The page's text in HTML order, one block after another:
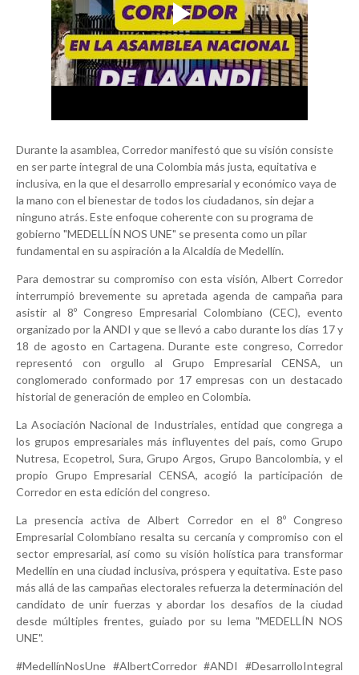
Durante la asamblea, Corredor manifestó que su visión consiste
en ser parte integral de una Colombia más justa, equitativa e
inclusiva, en la que el desarrollo empresarial y económico vaya de
la mano con el bienestar de todos los ciudadanos, sin dejar a
ninguno atrás. Este enfoque coherente con su programa de
gobierno "MEDELLÍN NOS UNE" se presenta como un pilar
fundamental en su aspiración a la Alcaldía de Medellín.
Para demostrar su compromiso con esta visión, Albert Corredor
interrumpió brevemente su apretada agenda de campaña para
asistir al 8º Congreso Empresarial Colombiano (CEC), evento
organizado por la ANDI y que se llevó a cabo durante los días 17 y
18 de agosto en Cartagena. Durante este congreso, Corredor
representó con orgullo al Grupo Empresarial CENSA, un
conglomerado conformado por 17 empresas con un destacado
historial de generación de empleo en Colombia.
La Asociación Nacional de Industriales, entidad que congrega a
los grupos empresariales más influyentes del país, como Grupo
Nutresa, Ecopetrol, Sura, Grupo Argos, Grupo Bancolombia, y el
propio Grupo Empresarial CENSA, acogió la participación de
Corredor en esta edición del congreso.
La presencia activa de Albert Corredor en el 8º Congreso
Empresarial Colombiano resalta su cercanía y compromiso con el
sector empresarial, así como su visión holística para transformar
Medellín en una ciudad inclusiva, próspera y equitativa. Este paso
más allá de las campañas electorales refuerza la determinación del
candidato de unir fuerzas y abordar los desafíos de la ciudad
desde múltiples frentes, guiado por su lema "MEDELLÍN NOS
UNE".
#MedellínNosUne #AlbertCorredor #ANDI #DesarrolloIntegral